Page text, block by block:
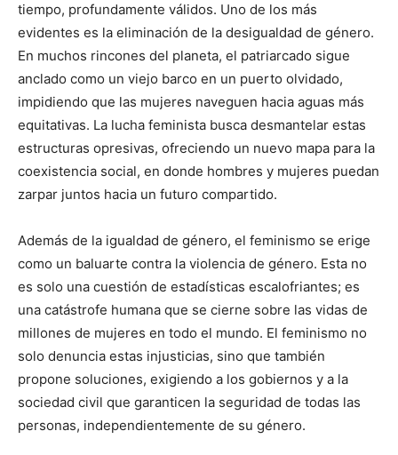
tiempo, profundamente válidos. Uno de los más
evidentes es la eliminación de la desigualdad de género.
En muchos rincones del planeta, el patriarcado sigue
anclado como un viejo barco en un puerto olvidado,
impidiendo que las mujeres naveguen hacia aguas más
equitativas. La lucha feminista busca desmantelar estas
estructuras opresivas, ofreciendo un nuevo mapa para la
coexistencia social, en donde hombres y mujeres puedan
zarpar juntos hacia un futuro compartido.
Además de la igualdad de género, el feminismo se erige
como un baluarte contra la violencia de género. Esta no
es solo una cuestión de estadísticas escalofriantes; es
una catástrofe humana que se cierne sobre las vidas de
millones de mujeres en todo el mundo. El feminismo no
solo denuncia estas injusticias, sino que también
propone soluciones, exigiendo a los gobiernos y a la
sociedad civil que garanticen la seguridad de todas las
personas, independientemente de su género.